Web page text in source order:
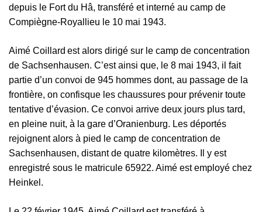
depuis le Fort du Hâ, transféré et interné au camp de
Compiègne-Royallieu le 10 mai 1943.
Aimé Coillard est alors dirigé sur le camp de concentration
de Sachsenhausen. C’est ainsi que, le 8 mai 1943, il fait
partie d’un convoi de 945 hommes dont, au passage de la
frontière, on confisque les chaussures pour prévenir toute
tentative d’évasion. Ce convoi arrive deux jours plus tard,
en pleine nuit, à la gare d’Oranienburg. Les déportés
rejoignent alors à pied le camp de concentration de
Sachsenhausen, distant de quatre kilomètres. Il y est
enregistré sous le matricule 65922. Aimé est employé chez
Heinkel.